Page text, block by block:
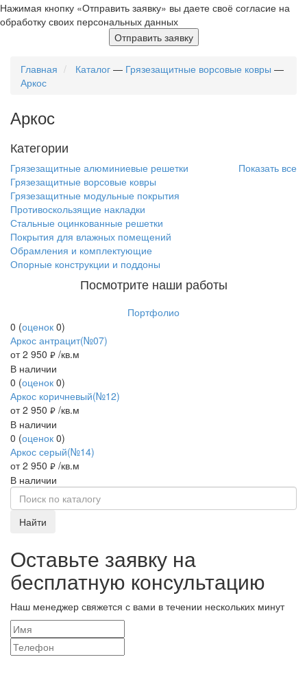
Нажимая кнопку «Отправить заявку» вы даете своё согласие на
обработку своих персональных данных
Отправить заявку
Главная Каталог — Грязезащитные ворсовые ковры —
Аркос
Аркос
Категории
Показать все
Грязезащитные алюминиевые решетки
Грязезащитные ворсовые ковры
Грязезащитные модульные покрытия
Противоскользящие накладки
Стальные оцинкованные решетки
Покрытия для влажных помещений
Обрамления и комплектующие
Опорные конструкции и поддоны
Посмотрите наши работы
Портфолио
0 (оценок 0)
Аркос антрацит(№07)
от 2 950 руб. /кв.м
В наличии
0 (оценок 0)
Аркос коричневый(№12)
от 2 950 руб. /кв.м
В наличии
0 (оценок 0)
Аркос серый(№14)
от 2 950 руб. /кв.м
В наличии
Найти
Оставьте заявку на
бесплатную консультацию
Наш менеджер свяжется с вами в течении нескольких минут